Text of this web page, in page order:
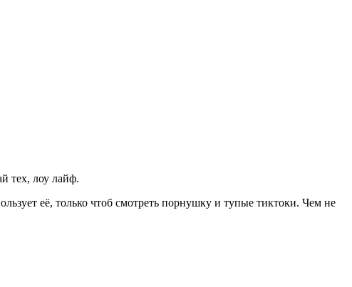
тех, лоу лайф.
её, только чтоб смотреть порнушку и тупые тиктоки. Чем не